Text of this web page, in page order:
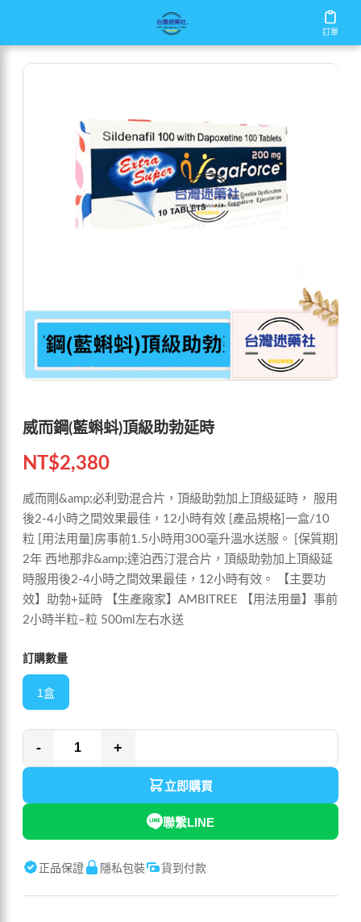
訂單
訂單
威而鋼(藍蝌蚪)頂級助勃延時
威而鋼(藍蝌蚪)頂級助勃延時
NT$2,380
威而剛&amp;必利勁混合片，頂級助勃加上頂級延時， 服用
後2-4小時之間效果最佳，12小時有效 [產品規格]一盒/10
粒 [用法用量]房事前1.5小時用300毫升溫水送服。 [保質期]
2年 西地那非&amp;達泊西汀混合片，頂級助勃加上頂級延
時服用後2-4小時之間效果最佳，12小時有效。 【主要功
效】助勃+延時 【生產廠家】AMBITREE 【用法用量】事前
2小時半粒–粒 500ml左右水送
訂購數量
1盒
- +
立即購買
聯繫LINE
正品保證 隱私包裝 貨到付款